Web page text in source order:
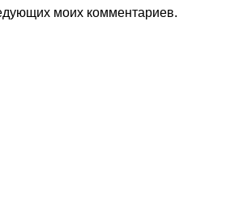
моих комментариев.